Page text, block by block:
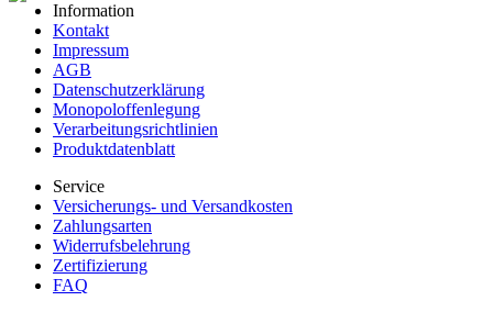
Information
Kontakt
Impressum
AGB
Datenschutzerklärung
Monopoloffenlegung
Verarbeitungsrichtlinien
Produktdatenblatt
Service
Versicherungs- und Versandkosten
Zahlungsarten
Widerrufsbelehrung
Zertifizierung
FAQ